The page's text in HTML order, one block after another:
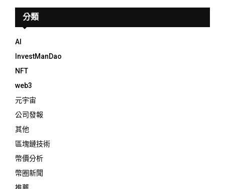
分類
AI
InvestManDao
NFT
web3
元宇宙
公司發報
其他
區塊鏈技術
幣價分析
幣圈新聞